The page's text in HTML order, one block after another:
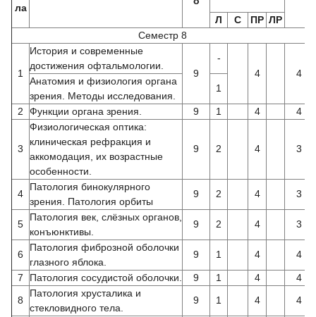
ла
Л С ПР ЛР
Семестр 8
1
История и современные
достижения офтальмологии.
9
-
4
4
Анатомия и физиология органа
зрения. Методы исследования.
1
2 Функции органа зрения. 9 1 4 4
3
Физиологическая оптика:
клиническая рефракция и
аккомодация, их возрастные
особенности.
9 2 4 3
4
Патология бинокулярного
зрения. Патология орбиты
9 2 4 3
5
Патология век, слёзных органов,
конъюнктивы.
9 2 4 3
6
Патология фиброзной оболочки
глазного яблока.
9 1 4 4
7 Патология сосудистой оболочки. 9 1 4
4
8
Патология хрусталика и
стекловидного тела.
9 1 4 4